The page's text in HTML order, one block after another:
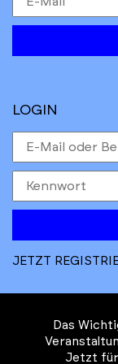
LOGIN
JETZT
Das
Jetzt